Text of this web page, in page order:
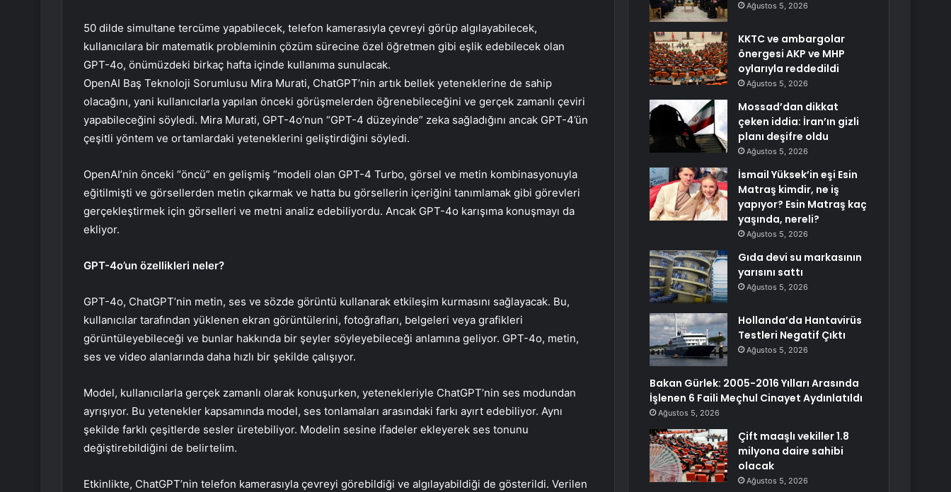
50 dilde simultane tercüme yapabilecek, telefon kamerasıyla çevreyi görüp algılayabilecek,
kullanıcılara bir matematik probleminin çözüm sürecine özel öğretmen gibi eşlik edebilecek olan
GPT-4o, önümüzdeki birkaç hafta içinde kullanıma sunulacak.
OpenAI Baş Teknoloji Sorumlusu Mira Murati, ChatGPT’nin artık bellek yeteneklerine de sahip
olacağını, yani kullanıcılarla yapılan önceki görüşmelerden öğrenebileceğini ve gerçek zamanlı çeviri
yapabileceğini söyledi. Mira Murati, GPT-4o’nun “GPT-4 düzeyinde” zeka sağladığını ancak GPT-4’ün
çeşitli yöntem ve ortamlardaki yeteneklerini geliştirdiğini söyledi.
OpenAI’nin önceki “öncü” en gelişmiş “modeli olan GPT-4 Turbo, görsel ve metin kombinasyonuyla
eğitilmişti ve görsellerden metin çıkarmak ve hatta bu görsellerin içeriğini tanımlamak gibi görevleri
gerçekleştirmek için görselleri ve metni analiz edebiliyordu. Ancak GPT-4o karışıma konuşmayı da
ekliyor.
GPT-4o’un özellikleri neler?
GPT-4o, ChatGPT’nin metin, ses ve sözde görüntü kullanarak etkileşim kurmasını sağlayacak. Bu,
kullanıcılar tarafından yüklenen ekran görüntülerini, fotoğrafları, belgeleri veya grafikleri
görüntüleyebileceği ve bunlar hakkında bir şeyler söyleyebileceği anlamına geliyor. GPT-4o, metin,
ses ve video alanlarında daha hızlı bir şekilde çalışıyor.
Model, kullanıcılarla gerçek zamanlı olarak konuşurken, yetenekleriyle ChatGPT’nin ses modundan
ayrışıyor. Bu yetenekler kapsamında model, ses tonlamaları arasındaki farkı ayırt edebiliyor. Aynı
şekilde farklı çeşitlerde sesler üretebiliyor. Modelin sesine ifadeler ekleyerek ses tonunu
değiştirebildiğini de belirtelim.
Etkinlikte, ChatGPT’nin telefon kamerasıyla çevreyi görebildiği ve algılayabildiği de gösterildi. Verilen
Ağustos 5, 2026
KKTC ve ambargolar
önergesi AKP ve MHP
oylarıyla reddedildi
Ağustos 5, 2026
Mossad’dan dikkat
çeken iddia: İran’ın gizli
planı deşifre oldu
Ağustos 5, 2026
İsmail Yüksek’in eşi Esin
Matraş kimdir, ne iş
yapıyor? Esin Matraş kaç
yaşında, nereli?
Ağustos 5, 2026
Gıda devi su markasının
yarısını sattı
Ağustos 5, 2026
Hollanda’da Hantavirüs
Testleri Negatif Çıktı
Ağustos 5, 2026
Bakan Gürlek: 2005-2016 Yılları Arasında
İşlenen 6 Faili Meçhul Cinayet Aydınlatıldı
Ağustos 5, 2026
Çift maaşlı vekiller 1.8
milyona daire sahibi
olacak
Ağustos 5, 2026